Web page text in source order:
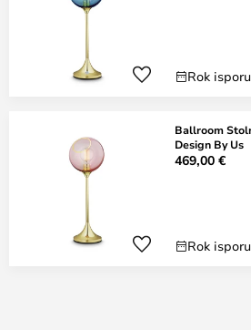
Rok
Ballroom
Design By Us
469,00 €
Rok